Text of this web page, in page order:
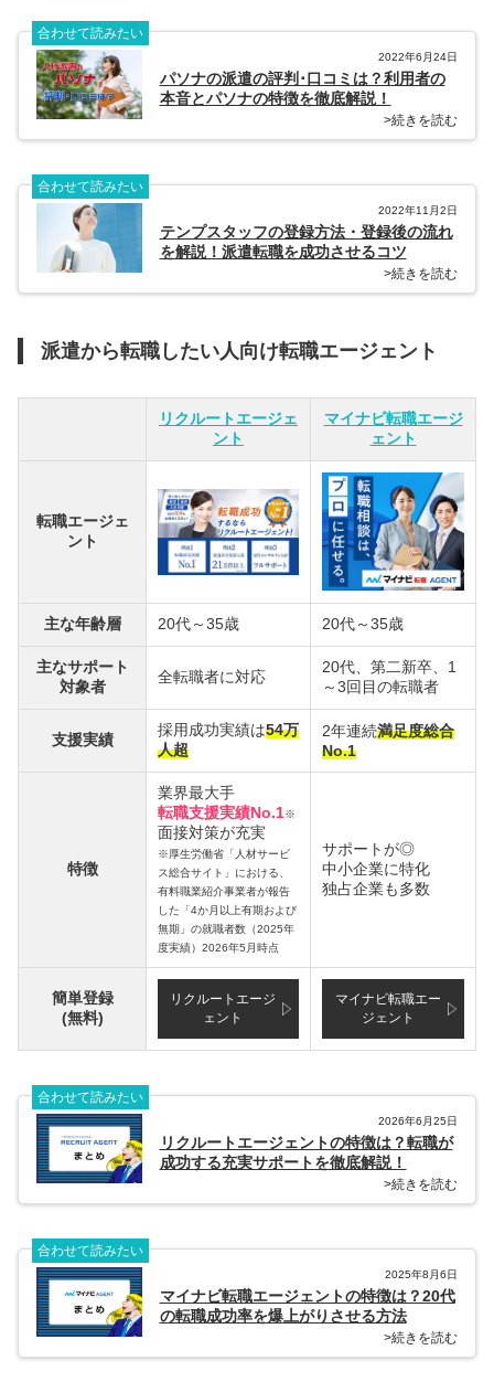
合わせて読みたい
2022年6月24日
パソナの派遣の評判･口コミは？利用者の
本音とパソナの特徴を徹底解説！
>続きを読む
合わせて読みたい
2022年11月2日
テンプスタッフの登録方法・登録後の流れ
を解説！派遣転職を成功させるコツ
>続きを読む
派遣から転職したい人向け転職エージェント
リクルートエージェ
ント
マイナビ転職エージ
ェント
転職エージェ
ント
主な年齢層 20代～35歳 20代～35歳
主なサポート
対象者
全転職者に対応
20代、第二新卒、1
～3回目の転職者
支援実績
採用成功実績は54万
人超
2年連続満足度総合
No.1
特徴
業界最大手
転職支援実績No.1※
面接対策が充実
※厚生労働省「人材サービ
ス総合サイト」における、
有料職業紹介事業者が報告
した「4か月以上有期および
無期」の就職者数（2025年
度実績）2026年5月時点
サポートが◎
中小企業に特化
独占企業も多数
簡単登録
(無料)
リクルートエージ
ェント
マイナビ転職エー
ジェント
合わせて読みたい
2026年6月25日
リクルートエージェントの特徴は？転職が
成功する充実サポートを徹底解説！
>続きを読む
合わせて読みたい
2025年8月6日
マイナビ転職エージェントの特徴は？20代
の転職成功率を爆上がりさせる方法
>続きを読む